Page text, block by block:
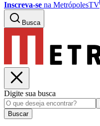
Inscreva-se na MetrópolesTV
Busca
Digite sua busca
Buscar